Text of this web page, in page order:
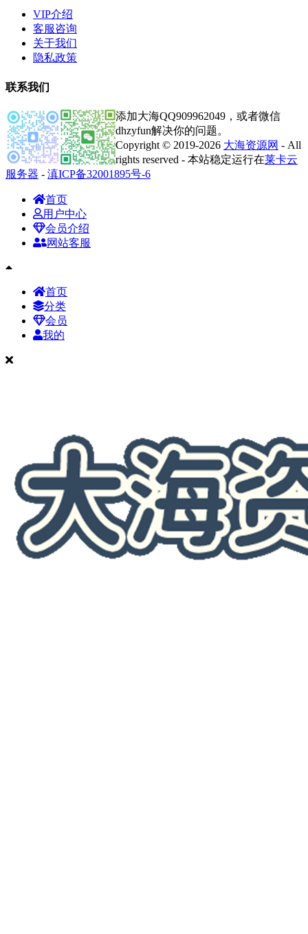
VIP介绍
客服咨询
关于我们
隐私政策
联系我们
添加大海QQ909962049，或者微信
dhzyfun解决你的问题。
Copyright © 2019-2026 大海资源网 - All
rights reserved - 本站稳定运行在莱卡云
服务器 - 滇ICP备32001895号-6
首页
用户中心
会员介绍
网站客服
首页
分类
会员
我的